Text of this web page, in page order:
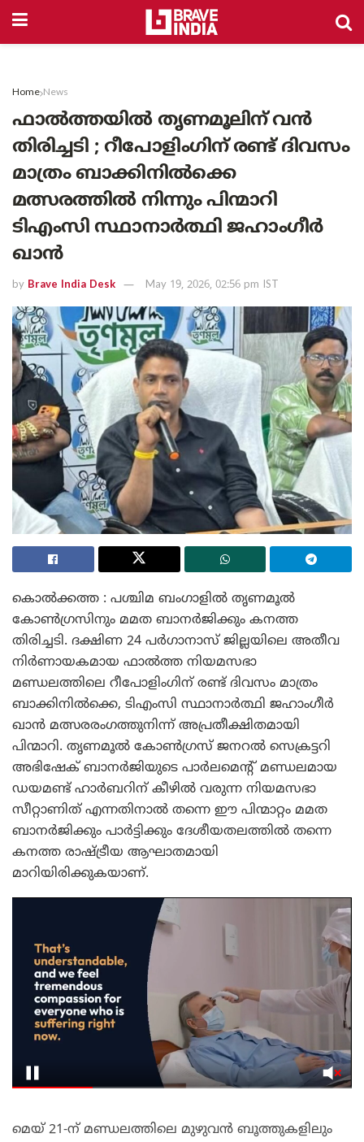
Home News
ഫാൽത്തയിൽ തൃണമൂലിന് വൻ
തിരിച്ചടി ; റീപോളിംഗിന് രണ്ട് ദിവസം
മാത്രം ബാക്കിനിൽക്കെ
മത്സരത്തിൽ നിന്നും പിന്മാറി
ടിഎംസി സ്ഥാനാർത്ഥി ജഹാംഗീർ
ഖാൻ
by Brave India Desk May 19, 2026, 02:56 pm IST
കൊൽക്കത്ത : പശ്ചിമ ബംഗാളിൽ തൃണമൂൽ
കോൺഗ്രസിനും മമത ബാനർജിക്കും കനത്ത
തിരിച്ചടി. ദക്ഷിണ 24 പർഗാനാസ് ജില്ലയിലെ അതീവ
നിർണായകമായ ഫാൽത്ത നിയമസഭാ
മണ്ഡലത്തിലെ റീപോളിംഗിന് രണ്ട് ദിവസം മാത്രം
ബാക്കിനിൽക്കെ, ടിഎംസി സ്ഥാനാർത്ഥി ജഹാംഗീർ
ഖാൻ മത്സരരംഗത്തുനിന്ന് അപ്രതീക്ഷിതമായി
പിന്മാറി. തൃണമൂൽ കോൺഗ്രസ് ജനറൽ സെക്രട്ടറി
അഭിഷേക് ബാനർജിയുടെ പാർലമെന്റ് മണ്ഡലമായ
ഡയമണ്ട് ഹാർബറിന് കീഴിൽ വരുന്ന നിയമസഭാ
സീറ്റാണിത് എന്നതിനാൽ തന്നെ ഈ പിന്മാറ്റം മമത
ബാനർജിക്കും പാർട്ടിക്കും ദേശീയതലത്തിൽ തന്നെ
കനത്ത രാഷ്ട്രീയ ആഘാതമായി
മാറിയിരിക്കുകയാണ്.
​മെയ് 21-ന് മണ്ഡലത്തിലെ മുഴുവൻ ബൂത്തുകളിലും